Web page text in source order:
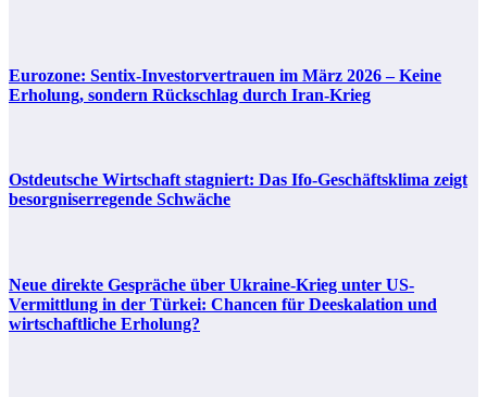
Eurozone: Sentix-Investorvertrauen im März 2026 – Keine
Erholung, sondern Rückschlag durch Iran-Krieg
Ostdeutsche Wirtschaft stagniert: Das Ifo-Geschäftsklima zeigt
besorgniserregende Schwäche
Neue direkte Gespräche über Ukraine-Krieg unter US-
Vermittlung in der Türkei: Chancen für Deeskalation und
wirtschaftliche Erholung?